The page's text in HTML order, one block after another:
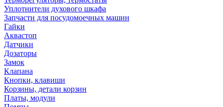
Уплотнители духового шкафа
Запчасти для посудомоечных машин
Гайки
Аквастоп
Датчики
Дозаторы
Замок
Клапана
Кнопки, клавиши
Корзины, детали корзин
Платы, модули